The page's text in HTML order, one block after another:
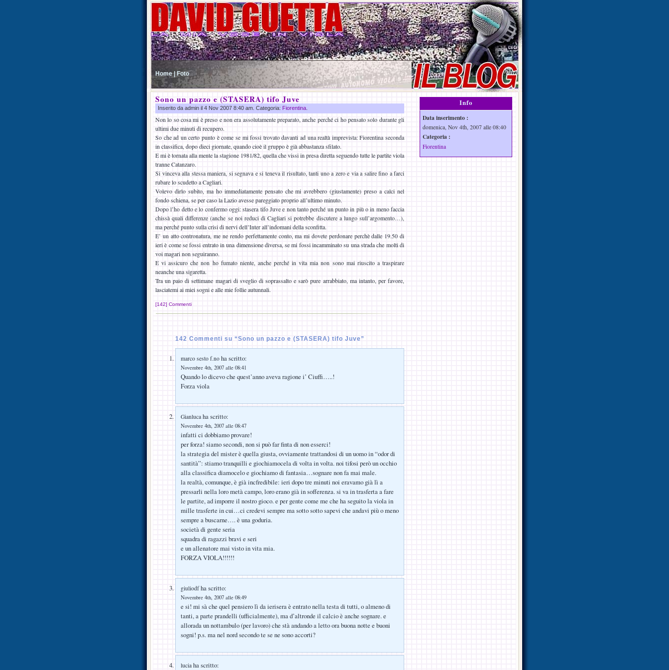
Home | Foto
Sono un pazzo e (STASERA) tifo Juve
Inserito da admin il 4 Nov 2007 8:40 am. Categoria: Fiorentina
Non lo so cosa mi è preso e non era assolutamente preparato, anche perché ci ho pensato solo durante gli
ultimi due minuti di recupero.
So che ad un certo punto è come se mi fossi trovato davanti ad una realtà imprevista: Fiorentina seconda
in classifica, dopo dieci giornate, quando cioè il gruppo è già abbastanza sfilato.
E mi è tornata alla mente la stagione 1981/82, quella che vissi in presa diretta seguendo tutte le partite viola
tranne Catanzaro.
Si vinceva alla stessa maniera, si segnava e si teneva il risultato, tanti uno a zero e via a salire fino a farci
rubare lo scudetto a Cagliari.
Volevo dirlo subito, ma ho immediatamente pensato che mi avrebbero (giustamente) preso a calci nel
fondo schiena, se per caso la Lazio avesse pareggiato proprio all’ultimo minuto.
Dopo l’ho detto e lo confermo oggi: stasera tifo Juve e non tanto perché un punto in più o in meno faccia
chissà quali differenze (anche se noi reduci di Cagliari si potrebbe discutere a lungo sull’argomento…),
ma perché punto sulla crisi di nervi dell’Inter all’indomani della sconfitta.
E’ un atto contronatura, me ne rendo perfettamente conto, ma mi dovete perdonare perchè dalle 19.50 di
ieri è come se fossi entrato in una dimensione diversa, se mi fossi incamminato su una strada che molti di
voi magari non seguiranno.
E vi assicuro che non ho fumato niente, anche perché in vita mia non sono mai riuscito a traspirare
neanche una sigaretta.
Tra un paio di settimane magari di sveglio di soprassalto e sarò pure arrabbiato, ma intanto, per favore,
lasciatemi ai miei sogni e alle mie follie autunnali.
[142] Commenti
142 Commenti su “Sono un pazzo e (STASERA) tifo Juve”
marco sesto f.no ha scritto:
Novembre 4th, 2007 alle 08:41
Quando lo dicevo che quest’anno aveva ragione i’ Ciuffi…..!
Forza viola
Gianluca ha scritto:
Novembre 4th, 2007 alle 08:47
infatti ci dobbiamo provare!
per forza! siamo secondi, non si può far finta di non esserci!
la strategia del mister è quella giusta, ovviamente trattandosi di un uomo in “odor di
santità”: stiamo tranquilli e giochiamocela di volta in volta. noi tifosi però un occhio
alla classifica diamocelo e giochiamo di fantasia…sognare non fa mai male.
la realtà, comunque, è già incfredibile: ieri dopo tre minuti noi eravamo già lì a
pressarli nella loro metà campo, loro erano già in sofferenza. si va in trasferta a fare
le partite, ad imporre il nostro gioco. e per gente come me che ha seguito la viola in
mille trasferte in cui…ci credevi sempre ma sotto sotto sapevi che andavi più o meno
sempre a buscarne…. è una goduria.
società di gente seria
squadra di ragazzi bravi e seri
e un allenatore mai visto in vita mia.
FORZA VIOLA!!!!!!
giuliodfha scritto:
Novembre 4th, 2007 alle 08:49
e si! mi sà che quel pensiero lì da ierisera è entrato nella testa di tutti, o almeno di
tanti, a parte prandelli (ufficialmente), ma d’altronde il calcio è anche sognare. e
allorada un nottambulo (per lavoro) che stà andando a letto ora buona notte e buoni
sogni! p.s. ma nel nord secondo te se ne sono accorti?
lucia ha scritto:
Info
Data inserimento :
domenica, Nov 4th, 2007 alle 08:40
Categoria :
Fiorentina